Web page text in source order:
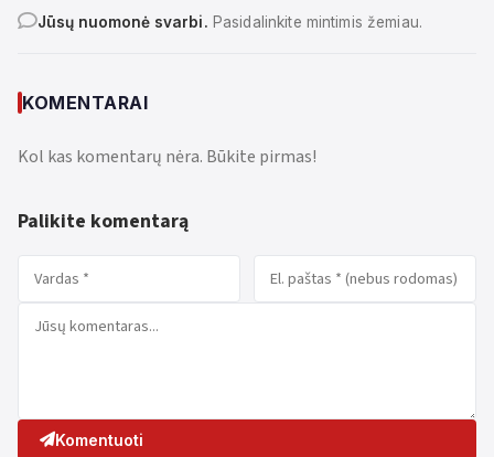
Jūsų nuomonė svarbi. Pasidalinkite mintimis žemiau.
KOMENTARAI
Kol kas komentarų nėra. Būkite pirmas!
Palikite komentarą
Komentuoti